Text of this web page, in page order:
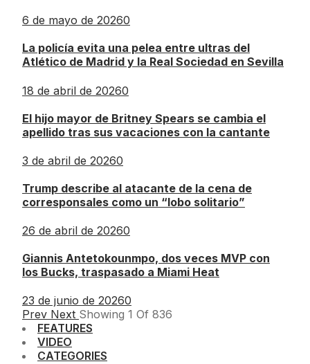
6 de mayo de 20260
La policía evita una pelea entre ultras del
Atlético de Madrid y la Real Sociedad en Sevilla
18 de abril de 20260
El hijo mayor de Britney Spears se cambia el
apellido tras sus vacaciones con la cantante
3 de abril de 20260
Trump describe al atacante de la cena de
corresponsales como un “lobo solitario”
26 de abril de 20260
Giannis Antetokounmpo, dos veces MVP con
los Bucks, traspasado a Miami Heat
23 de junio de 20260
Prev Next Showing 1 Of 836
FEATURES
VIDEO
CATEGORIES